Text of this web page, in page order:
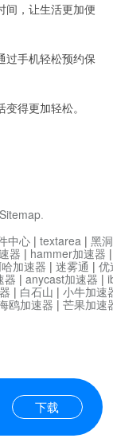
，让生活更加便
手机轻松预约保
得更加轻松。
Sitemap.
下载
中心 | textarea | 黑
器 | hammer加速器
加速器 | 迷雾通 | 优
器 | anycast加速器 |
| 白石山 | 小牛加速
鸥加速器 | 芒果加速